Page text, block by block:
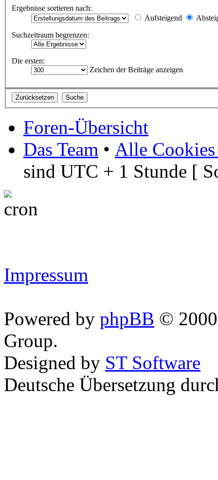
Ergebnisse sortieren nach:
Aufsteigend
Suchzeitraum begrenzen:
Die ersten:
Zeichen der Beiträge anzeigen
Foren-Übersicht
Das Team • Alle Cookies
sind UTC + 1 Stunde [
Impressum
Powered by phpBB ©
Group.
Designed by ST Software
Deutsche Übersetzung